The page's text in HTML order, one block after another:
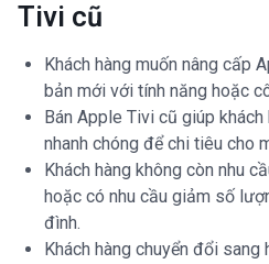
Tivi cũ
Khách hàng muốn nâng cấp
bản mới với tính năng hoặc
Bán Apple Tivi cũ giúp
nhanh chóng để chi tiêu cho
Khách hàng không còn nhu
hoặc có nhu cầu giảm số
đình.
Khách hàng chuyển đổi